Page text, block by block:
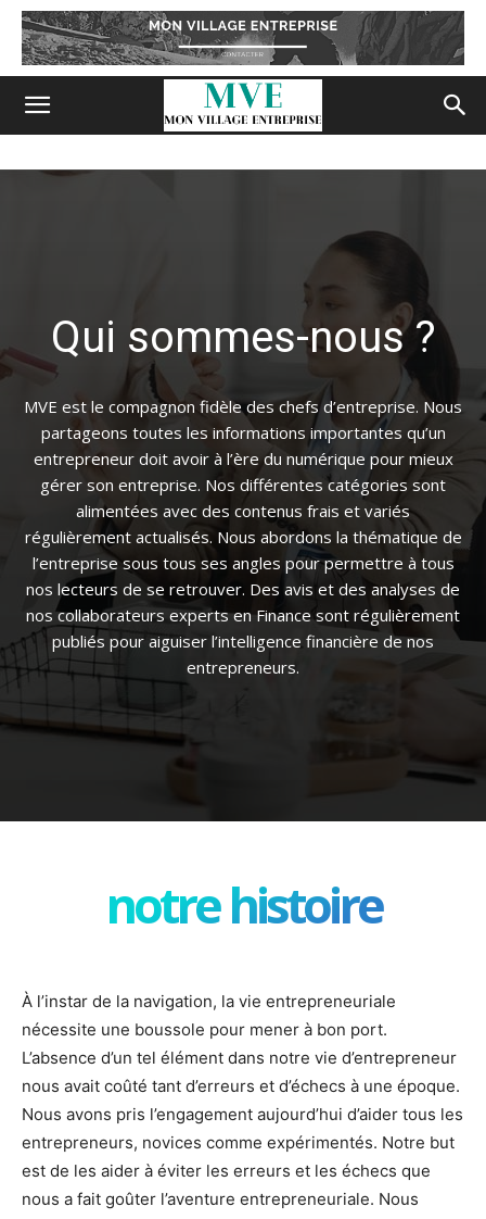
Qui sommes-nous ?
MVE est le compagnon fidèle des chefs d’entreprise. Nous
partageons toutes les informations importantes qu’un
entrepreneur doit avoir à l’ère du numérique pour mieux
gérer son entreprise. Nos différentes catégories sont
alimentées avec des contenus frais et variés
régulièrement actualisés. Nous abordons la thématique de
l’entreprise sous tous ses angles pour permettre à tous
nos lecteurs de se retrouver. Des avis et des analyses de
nos collaborateurs experts en Finance sont régulièrement
publiés pour aiguiser l’intelligence financière de nos
entrepreneurs.
notre histoire
À l’instar de la navigation, la vie entrepreneuriale
nécessite une boussole pour mener à bon port.
L’absence d’un tel élément dans notre vie d’entrepreneur
nous avait coûté tant d’erreurs et d’échecs à une époque.
Nous avons pris l’engagement aujourd’hui d’aider tous les
entrepreneurs, novices comme expérimentés. Notre but
est de les aider à éviter les erreurs et les échecs que
nous a fait goûter l’aventure entrepreneuriale. Nous